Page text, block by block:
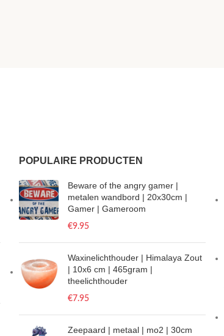
POPULAIRE PRODUCTEN
Beware of the angry gamer |
metalen wandbord | 20x30cm |
Gamer | Gameroom
€9.95
Waxinelichthouder | Himalaya Zout
| 10x6 cm | 465gram |
theelichthouder
€7.95
Zeepaard | metaal | mo2 | 30cm